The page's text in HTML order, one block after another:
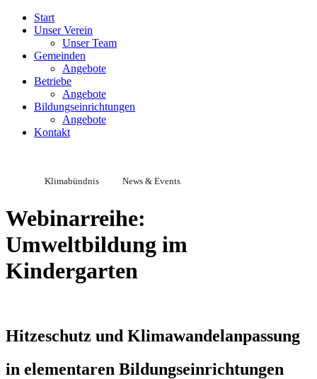
Start
Unser Verein
Unser Team
Gemeinden
Angebote
Betriebe
Angebote
Bildungseinrichtungen
Angebote
Kontakt
Klimabündnis News & Events
Webinarreihe:
Umweltbildung im
Kindergarten
Hitzeschutz und Klimawandelanpassung
in elementaren Bildungseinrichtungen